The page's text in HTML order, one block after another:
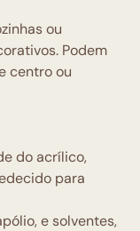
ou
Podem
centro ou
do acrílico,
para
e solventes,